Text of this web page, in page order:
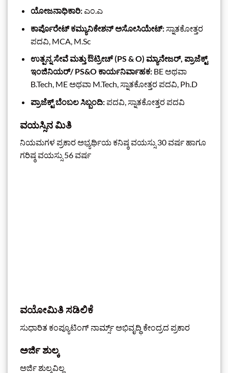
ಯೋಜನಾಧಿಕಾರಿ:ಎಂ.ಎ
ಕಾರ್ಪೊರೇಟ್ ಕಮ್ಯುನಿಕೇಶನ್ ಅಸೋಸಿಯೇಟ್:ಸ್ನಾತಕೋತ್ತರ
ಪದವಿ, MCA, M.Sc
ಉತ್ಪನ್ನ ಸೇವೆ ಮತ್ತು ಔಟ್ರೀಚ್ (PS & O) ಮ್ಯಾನೇಜರ್, ಪ್ರಾಜೆಕ್ಟ್
ಇಂಜಿನಿಯರ್/ PS&O ಕಾರ್ಯನಿರ್ವಾಹಕ:BE ಅಥವಾ
B.Tech, ME ಅಥವಾ M.Tech, ಸ್ನಾತಕೋತ್ತರ ಪದವಿ, Ph.D
ಪ್ರಾಜೆಕ್ಟ್ ಬೆಂಬಲ ಸಿಬ್ಬಂದಿ:ಪದವಿ, ಸ್ನಾತಕೋತ್ತರ ಪದವಿ
ವಯಸ್ಸಿನ ಮಿತಿ
ನಿಯಮಗಳ ಪ್ರಕಾರ ಅಭ್ಯರ್ಥಿಯ ಕನಿಷ್ಠ ವಯಸ್ಸು 30 ವರ್ಷ ಹಾಗೂ
ಗರಿಷ್ಠ ವಯಸ್ಸು 56 ವರ್ಷ
ವಯೋಮಿತಿ ಸಡಿಲಿಕೆ
ಸುಧಾರಿತ ಕಂಪ್ಯೂಟಿಂಗ್ ನಾರ್ಮ್ಸ್ ಅಭಿವೃದ್ಧಿ ಕೇಂದ್ರದ ಪ್ರಕಾರ
ಅರ್ಜಿ ಶುಲ್ಕ
ಅರ್ಜಿ ಶುಲ್ಕವಿಲ್ಲ